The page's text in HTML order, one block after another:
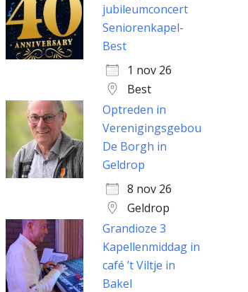
jubileumconcert
Seniorenkapel-
Best
1 nov 26
Best
Optreden in
Verenigingsgebouw
De Borgh in
Geldrop
8 nov 26
Geldrop
Grandioze 3
Kapellenmiddag in
café ’t Viltje in
Bakel